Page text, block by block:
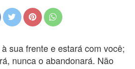
sua frente e estará com você;
nunca o abandonará. Não